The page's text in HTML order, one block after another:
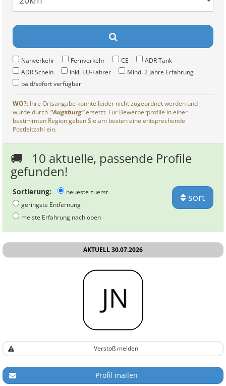
Nahverkehr Fernverkehr CE
ADR Tank
ADR Schein
inkl. EU-Fahrer
Mind. 2 Jahre Erfahrung
bald/sofort verfügbar
WO?: Ihre Ortsangabe konnte leider nicht zugeordnet werden und
wurde durch "Augsburg"ersetzt. Für Bewerberprofile in einer
bestimmten Region geben Sie am besten eine entsprechende
Postleitzahl ein.
🚚 10 aktuelle, passende Profile
gefunden!
Sortierung:
neueste zuerst
geringste Entfernung
meiste Erfahrung nach oben
sort
AKTUELL 30.07.2026
Verstoß melden
Profil mailen